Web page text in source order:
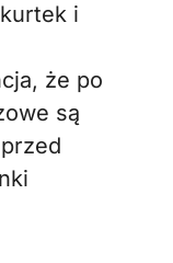
i
że po
są